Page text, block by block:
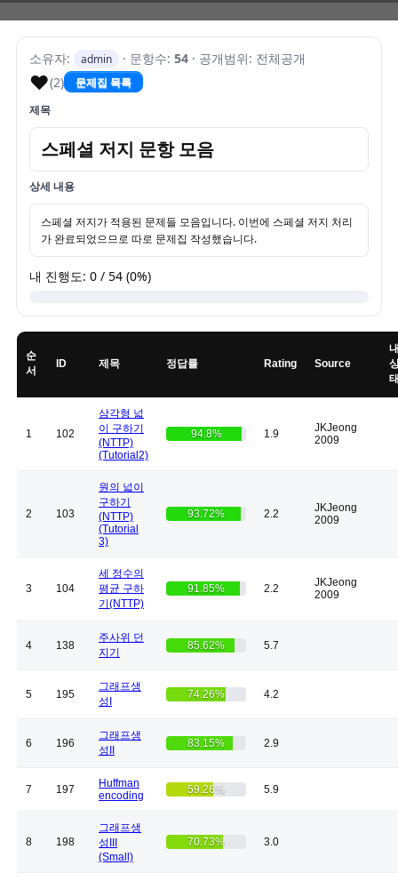
소유자: admin · 문항수: 54 · 공개범위: 전체공개
♥(2)
문제집 목록
제목
스페셜 저지 문항 모음
상세 내용
스페셜 저지가 적용된 문제들 모음입니다. 이번에 스페셜 저지 처리
가 완료되었으므로 따로 문제집 작성했습니다.
내 진행도: 0 / 54 (0%)
순
서
ID 제목 정답률 Rating Source
1 102
삼각형 넓
이 구하기
(NTTP)
(Tutorial2)
94.8% 1.9
JKJeong
2009
2 103
원의 넓이
구하기
(NTTP)
(Tutorial
3)
93.72% 2.2
JKJeong
2009
3 104
세 정수의
평균 구하
기(NTTP)
91.85% 2.2
JKJeong
2009
4 138
주사위 던
지기
85.62% 5.7
5 195
그래프생
성I
74.26% 4.2
6 196
그래프생
성II
83.15% 2.9
7 197
Huffman
encoding
59.26% 5.9
8 198
그래프생
성III
(Small)
70.73% 3.0